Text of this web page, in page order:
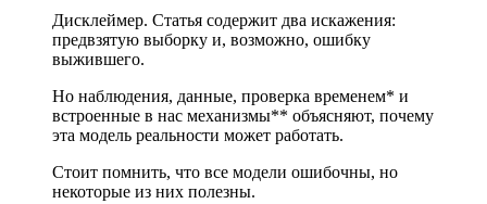
Дисклеймер. Статья содержит два искажения:
предвзятую выборку и, возможно, ошибку
выжившего.
Но наблюдения, данные, проверка временем* и
встроенные в нас механизмы** объясняют, почему
эта модель реальности может работать.
Стоит помнить, что все модели ошибочны, но
некоторые из них полезны.